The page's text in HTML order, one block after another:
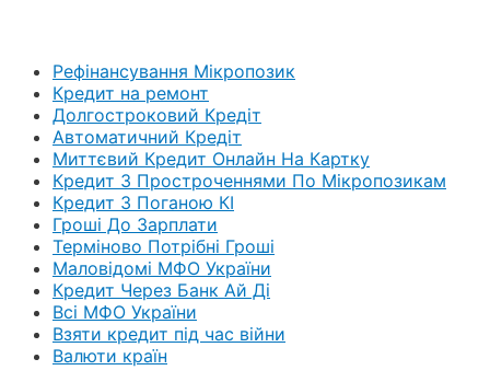
Рефінансування Мікропозик
Кредит на ремонт
Долгостроковий Кредіт
Автоматичний Кредіт
Миттєвий Кредит Онлайн На Картку
Кредит З Простроченнями По Мікропозикам
Кредит З Поганою КІ
Гроші До Зарплати
Терміново Потрібні Гроші
Маловідомі МФО України
Кредит Через Банк Ай Ді
Всі МФО України
Взяти кредит під час війни
Валюти країн